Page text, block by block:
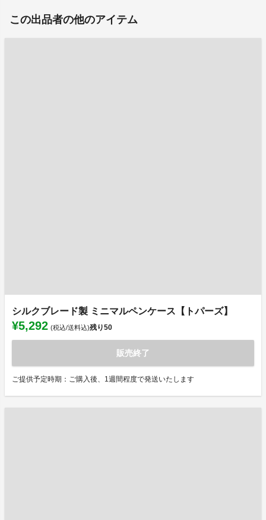
この出品者の他のアイテム
シルクブレード製 ミニマルペンケース【トパーズ】
¥5,292 (税込/送料込)残り50
販売終了
ご提供予定時期：ご購入後、1週間程度で発送いたします